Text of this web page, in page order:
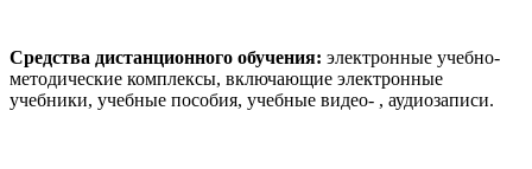
Средства дистанционного обучения: электронные учебно-
методические комплексы, включающие электронные
учебники, учебные пособия, учебные видео- , аудиозаписи.